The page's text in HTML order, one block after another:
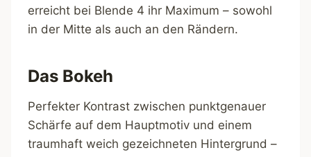
erreicht bei Blende 4 ihr Maximum – sowohl
in der Mitte als auch an den Rändern.
Das Bokeh
Perfekter Kontrast zwischen punktgenauer
Schärfe auf dem Hauptmotiv und einem
traumhaft weich gezeichneten Hintergrund –